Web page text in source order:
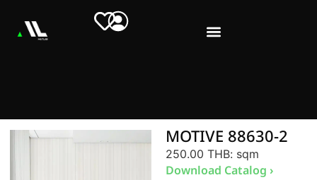
MOTIVE 88630-2
250.00 THB: sqm
Download Catalog ›